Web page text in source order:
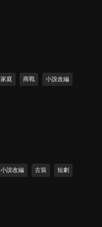
家庭 商戰 小說改編
小說改編 古裝 短劇